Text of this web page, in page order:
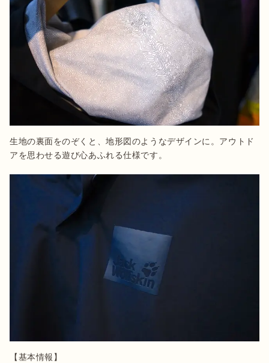
生地の裏面をのぞくと、地形図のようなデザインに。アウトド
アを思わせる遊び心あふれる仕様です。
【基本情報】